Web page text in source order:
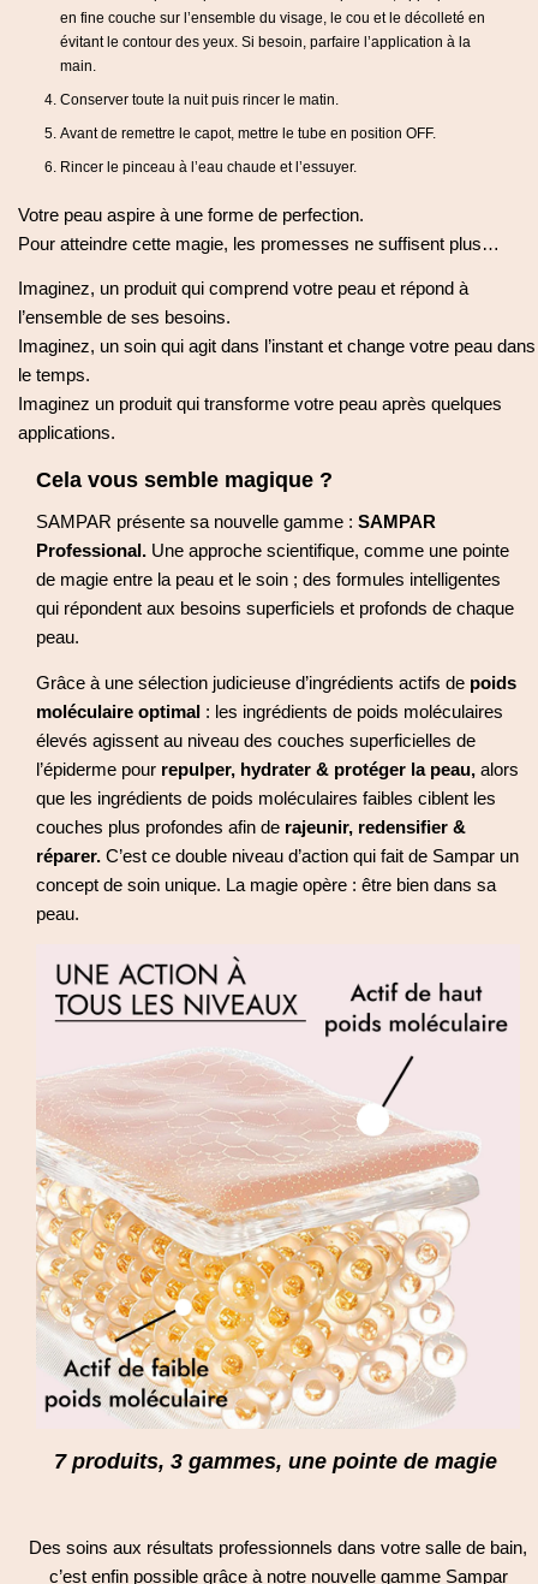
en fine couche sur l’ensemble du visage, le cou et le décolleté en
évitant le contour des yeux. Si besoin, parfaire l’application à la
main.
Conserver toute la nuit puis rincer le matin.
Avant de remettre le capot, mettre le tube en position OFF.
Rincer le pinceau à l’eau chaude et l’essuyer.
Votre peau aspire à une forme de perfection.
Pour atteindre cette magie, les promesses ne suffisent plus…
Imaginez, un produit qui comprend votre peau et répond à
l’ensemble de ses besoins.
Imaginez, un soin qui agit dans l’instant et change votre peau dans
le temps.
Imaginez un produit qui transforme votre peau après quelques
applications.
Cela vous semble magique ?
SAMPAR présente sa nouvelle gamme : SAMPAR
Professional. Une approche scientifique, comme une pointe
de magie entre la peau et le soin ; des formules intelligentes
qui répondent aux besoins superficiels et profonds de chaque
peau.
Grâce à une sélection judicieuse d’ingrédients actifs de poids
moléculaire optimal : les ingrédients de poids moléculaires
élevés agissent au niveau des couches superficielles de
l’épiderme pour repulper, hydrater & protéger la peau, alors
que les ingrédients de poids moléculaires faibles ciblent les
couches plus profondes afin de rajeunir, redensifier &
réparer. C’est ce double niveau d’action qui fait de Sampar un
concept de soin unique. La magie opère : être bien dans sa
peau.
7 produits, 3 gammes, une pointe de magie
Des soins aux résultats professionnels dans votre salle de bain,
c’est enfin possible grâce à notre nouvelle gamme Sampar